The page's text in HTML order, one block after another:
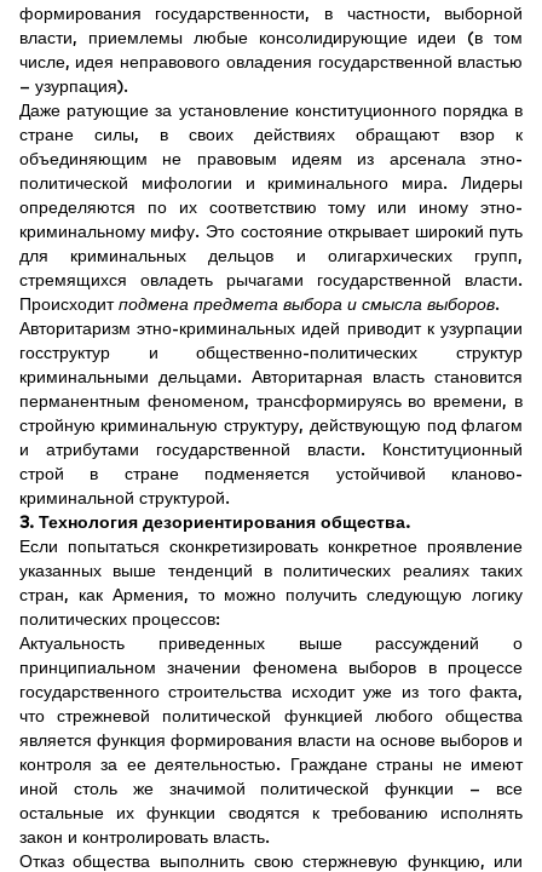
формирования государственности, в частности, выборной
власти, приемлемы любые консолидирующие идеи (в том
числе, идея неправового овладения государственной властью
– узурпация).
Даже ратующие за установление конституционного порядка в
стране силы, в своих действиях обращают взор к
объединяющим не правовым идеям из арсенала этно-
политической мифологии и криминального мира. Лидеры
определяются по их соответствию тому или иному этно-
криминальному мифу. Это состояние открывает широкий путь
для криминальных дельцов и олигархических групп,
стремящихся овладеть рычагами государственной власти.
Происходит подмена предмета выбора и смысла выборов.
Авторитаризм этно-криминальных идей приводит к узурпации
госструктур и общественно-политических структур
криминальными дельцами. Авторитарная власть становится
перманентным феноменом, трансформируясь во времени, в
стройную криминальную структуру, действующую под флагом
и атрибутами государственной власти. Конституционный
строй в стране подменяется устойчивой кланово-
криминальной структурой.
3. Технология дезориентирования общества.
Если попытаться сконкретизировать конкретное проявление
указанных выше тенденций в политических реалиях таких
стран, как Армения, то можно получить следующую логику
политических процессов:
Актуальность приведенных выше рассуждений о
принципиальном значении феномена выборов в процессе
государственного строительства исходит уже из того факта,
что стрежневой политической функцией любого общества
является функция формирования власти на основе выборов и
контроля за ее деятельностью. Граждане страны не имеют
иной столь же значимой политической функции – все
остальные их функции сводятся к требованию исполнять
закон и контролировать власть.
Отказ общества выполнить свою стержневую функцию, или